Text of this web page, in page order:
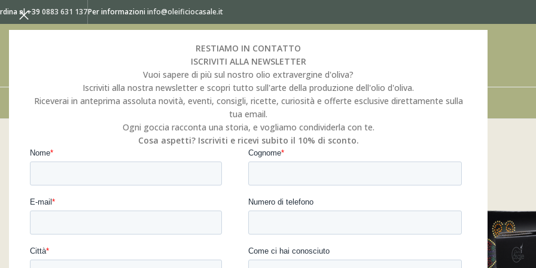
RESTIAMO IN CONTATTO
ISCRIVITI ALLA NEWSLETTER
Vuoi sapere di più sul nostro olio extravergine d'oliva?
Iscriviti alla nostra newsletter e scopri tutto sull'arte della produzione dell'olio d'oliva.
Riceverai in anteprima assoluta novità, eventi, consigli, ricette, curiosità e offerte esclusive direttamente sulla
tua email.
Ogni goccia racconta una storia, e vogliamo condividerla con te.
Cosa aspetti? Iscriviti e ricevi subito il 10% di sconto.
al +39 0883 631 137Per informazioni info@oleificiocasale.it
CHI SIAMOCULTIVAR PER TENEWSCONTATTI
GRANDE QUALITA’
Per non